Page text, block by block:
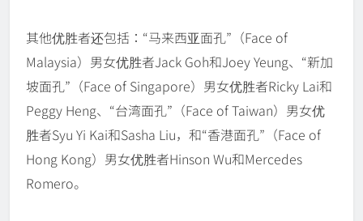
其他优胜者还包括：“马来西亚面孔”（Face of
Malaysia）男女优胜者Jack Goh和Joey Yeung、“新加
坡面孔”（Face of Singapore）男女优胜者Ricky Lai和
Peggy Heng、“台湾面孔”（Face of Taiwan）男女优
胜者Syu Yi Kai和Sasha Liu，和“香港面孔”（Face of
Hong Kong）男女优胜者Hinson Wu和Mercedes
Romero。